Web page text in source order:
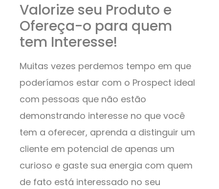
Valorize seu Produto e
Ofereça-o para quem
tem Interesse!
Muitas vezes perdemos tempo em que
poderíamos estar com o Prospect ideal
com pessoas que não estão
demonstrando interesse no que você
tem a oferecer, aprenda a distinguir um
cliente em potencial de apenas um
curioso e gaste sua energia com quem
de fato está interessado no seu